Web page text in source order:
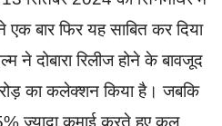
एक बार फिर यह साबित कर दिया
ने दोबारा रिलीज होने के बावजूद
का कलेक्शन किया है। जबकि
ज्यादा कमाई करते हुए कुल